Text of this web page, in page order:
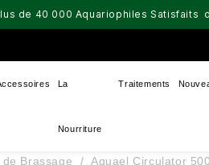
de 40 000 Aquariophiles
La
Nourriture
Traitements
Brassage Aquael Circulator 500